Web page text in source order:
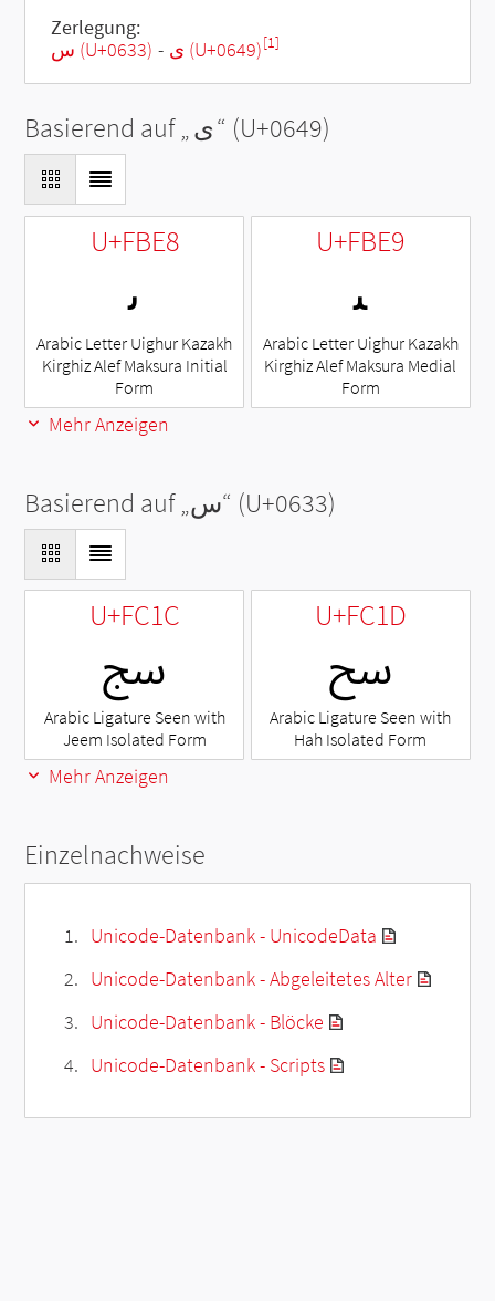
Zerlegung:
س (U+0633) - ى (U+0649)[1]
Basierend auf „ى“ (U+0649)
U+FBE8
ﯨ
Arabic Letter Uighur Kazakh
Kirghiz Alef Maksura Initial
Form
U+FBE9
ﯩ
Arabic Letter Uighur Kazakh
Kirghiz Alef Maksura Medial
Form
Mehr Anzeigen
Basierend auf „س“ (U+0633)
U+FC1C
ﰜ
Arabic Ligature Seen with
Jeem Isolated Form
U+FC1D
ﰝ
Arabic Ligature Seen with
Hah Isolated Form
Mehr Anzeigen
Einzelnachweise
Unicode-Datenbank - UnicodeData
Unicode-Datenbank - Abgeleitetes Alter
Unicode-Datenbank - Blöcke
Unicode-Datenbank - Scripts